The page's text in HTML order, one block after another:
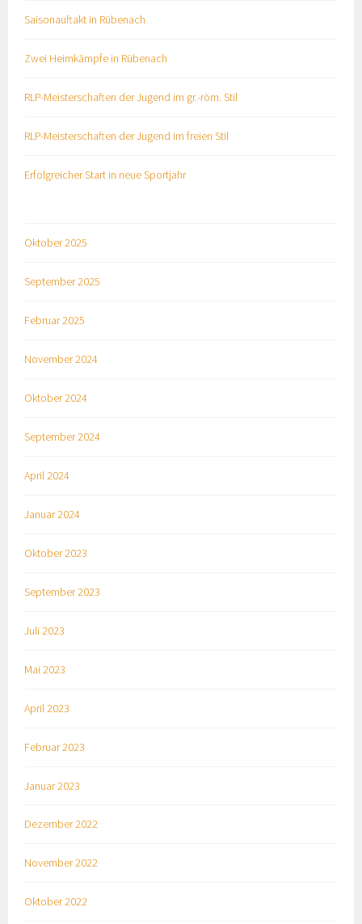
Saisonauftakt in Rübenach
Zwei Heimkämpfe in Rübenach
RLP-Meisterschaften der Jugend im gr.-röm. Stil
RLP-Meisterschaften der Jugend im freien Stil
Erfolgreicher Start in neue Sportjahr
Oktober 2025
September 2025
Februar 2025
November 2024
Oktober 2024
September 2024
April 2024
Januar 2024
Oktober 2023
September 2023
Juli 2023
Mai 2023
April 2023
Februar 2023
Januar 2023
Dezember 2022
November 2022
Oktober 2022